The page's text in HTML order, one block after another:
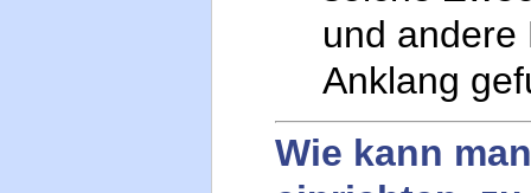
und andere
Anklang
Wie kann